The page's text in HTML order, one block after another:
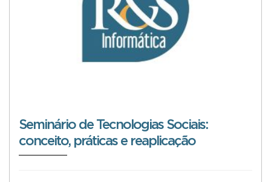
Seminário de Tecnologias Sociais:
conceito, práticas e reaplicação